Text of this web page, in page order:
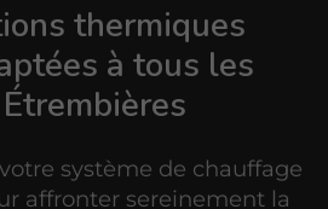
thermiques
à tous les
système de chauffage
affronter sereinement la